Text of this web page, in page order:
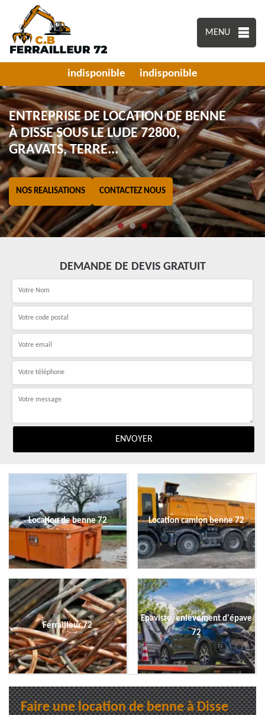
MENU
indisponible indisponible
ENTREPRISE DE LOCATION DE BENNE
À DISSE SOUS LE LUDE 72800,
GRAVATS, TERRE...
NOS REALISATIONS CONTACTEZ NOUS
DEMANDE DE DEVIS GRATUIT
Location de benne 72 Location camion benne 72
Ferrailleur 72
Epaviste, enlevement d'épave
72
Faire une location de benne à Disse